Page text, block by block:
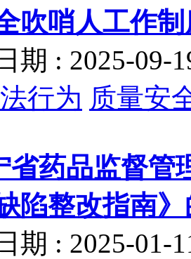
吹哨人工作
期 : 2025-09-
行为 质量安
省药品监督管
陷整改指南
期 : 2025-01-